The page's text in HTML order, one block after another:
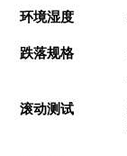
环境湿度
跌落规格
滚动测试